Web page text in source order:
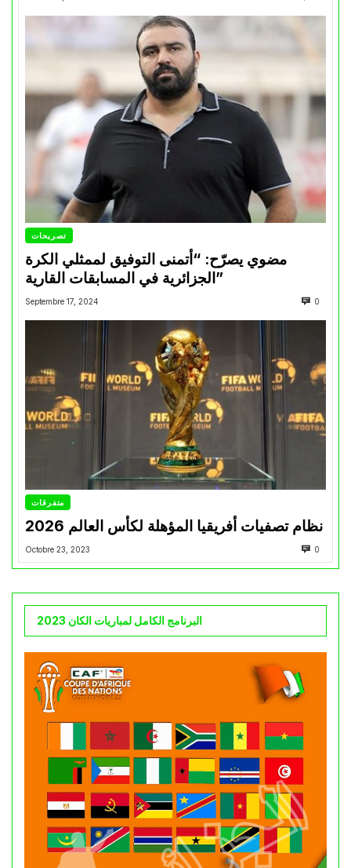
تصريحات
مضوي يصرّح: “أتمنى التوفيق لممثلي الكرة
الجزائرية في المسابقات القارية”
Septembre 17, 2024 0
متفرقات
نظام تصفيات أفريقيا المؤهلة لكأس العالم 2026
Octobre 23, 2023 0
البرنامج الكامل لمباريات الكان 2023